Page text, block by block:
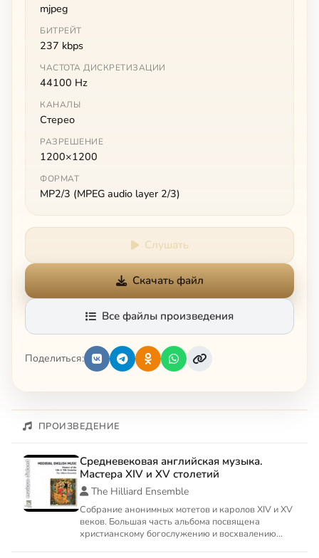
mjpeg
БИТРЕЙТ
237 kbps
ЧАСТОТА ДИСКРЕТИЗАЦИИ
44100 Hz
КАНАЛЫ
Стерео
РАЗРЕШЕНИЕ
1200×1200
ФОРМАТ
MP2/3 (MPEG audio layer 2/3)
Слушать
Скачать файл
Все файлы произведения
Поделиться:
ПРОИЗВЕДЕНИЕ
Средневековая английская музыка.
Мастера XIV и XV столетий
The Hilliard Ensemble
Собрание анонимных мотетов и каролов XIV и XV
веков. Большая часть альбома посвящена
христианскому богослужению и восхвалению